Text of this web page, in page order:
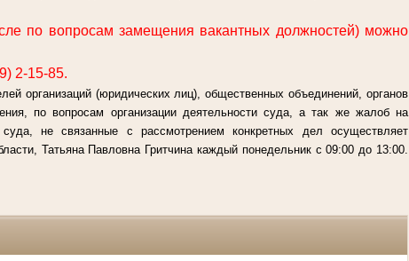
по вопросам замещения вакантных должностей) можно
2-15-85.
организаций (юридических лиц), общественных объединений, органов
по вопросам организации деятельности суда, а так же жалоб на
суда, не связанные с рассмотрением конкретных дел осуществляет
Татьяна Павловна Гритчина каждый понедельник с 09:00 до 13:00.